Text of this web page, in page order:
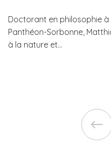
Doctorant en philosophie à
Panthéon-Sorbonne,
à la nature et...